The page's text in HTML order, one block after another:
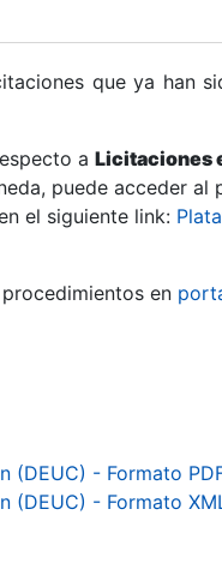
que ya han
a Licitaciones
puede acceder
el siguiente link:
en
(DEUC) - Formato
(DEUC) - Formato